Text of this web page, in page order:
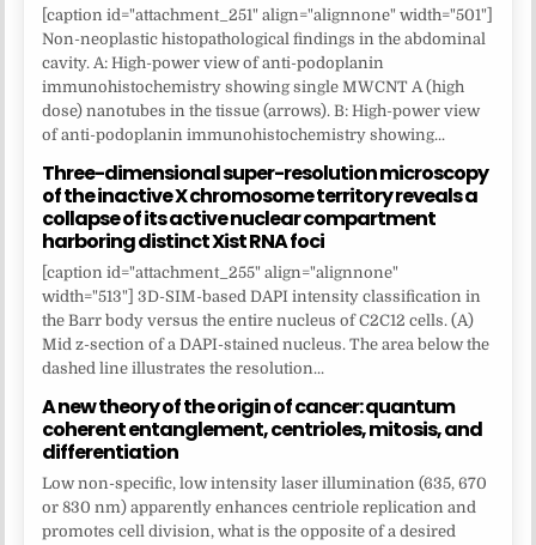
[caption id="attachment_251" align="alignnone" width="501"]
Non-neoplastic histopathological findings in the abdominal
cavity. A: High-power view of anti-podoplanin
immunohistochemistry showing single MWCNT A (high
dose) nanotubes in the tissue (arrows). B: High-power view
of anti-podoplanin immunohistochemistry showing...
Three-dimensional super-resolution microscopy
of the inactive X chromosome territory reveals a
collapse of its active nuclear compartment
harboring distinct Xist RNA foci
[caption id="attachment_255" align="alignnone"
width="513"] 3D-SIM-based DAPI intensity classification in
the Barr body versus the entire nucleus of C2C12 cells. (A)
Mid z-section of a DAPI-stained nucleus. The area below the
dashed line illustrates the resolution...
A new theory of the origin of cancer: quantum
coherent entanglement, centrioles, mitosis, and
differentiation
Low non-specific, low intensity laser illumination (635, 670
or 830 nm) apparently enhances centriole replication and
promotes cell division, what is the opposite of a desired